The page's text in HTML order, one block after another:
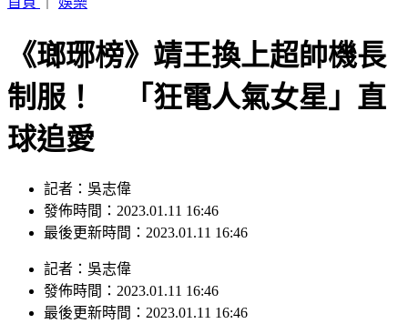
《瑯琊榜》靖王換上超帥機長
制服！ 「狂電人氣女星」直
球追愛
發佈時間：2023.01.11 16:46
最後更新時間：2023.01.11 16:46
發佈時間：2023.01.11 16:46
最後更新時間：2023.01.11 16:46